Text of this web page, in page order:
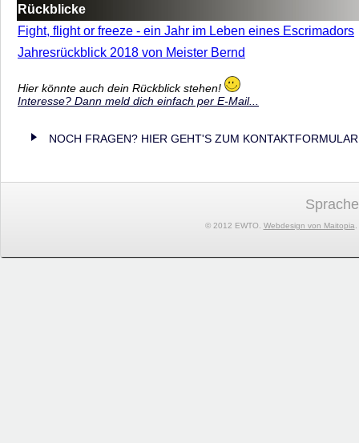
Rückblicke
Fight, flight or freeze - ein Jahr im Leben eines Escrimadors
Jahresrückblick 2018 von Meister Bernd
Hier könnte auch dein Rückblick stehen!
Interesse? Dann meld dich einfach per E-Mail...
NOCH FRAGEN? HIER GEHT'S ZUM KONTAKTFORMULAR
© 2012 EWTO. Webdesign von Maitopia